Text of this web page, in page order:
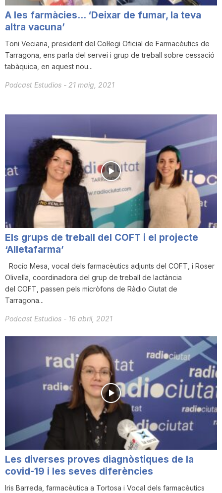
A les farmàcies… ‘Deixar de fumar, la teva
altra vacuna’
Toni Veciana, president del Col·legi Oficial de Farmacèutics de
Tarragona, ens parla del servei i grup de treball sobre cessació
tabàquica, en aquest nou...
Podcast Estudios - 21 maig, 2021
Els grups de treball del COFT i el projecte
‘Alletafarma’
Rocío Mesa, vocal dels farmacèutics adjunts del COFT, i Roser
Olivella, coordinadora del grup de treball de lactància
del COFT, passen pels micròfons de Ràdio Ciutat de
Tarragona...
Podcast Estudios - 16 abril, 2021
Les diverses proves diagnòstiques de la
covid-19 i les seves diferències
Iris Barreda, farmacèutica a Tortosa i Vocal dels farmacèutics